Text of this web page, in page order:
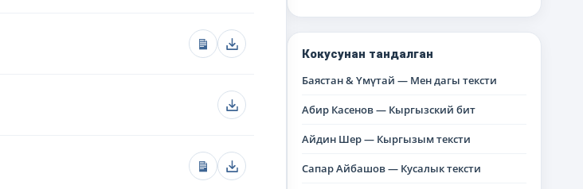
Кокусунан тандалган
Баястан & Үмүтай — Мен дагы тексти
Абир Касенов — Кыргызский бит
Айдин Шер — Кыргызым тексти
Сапар Айбашов — Кусалык тексти